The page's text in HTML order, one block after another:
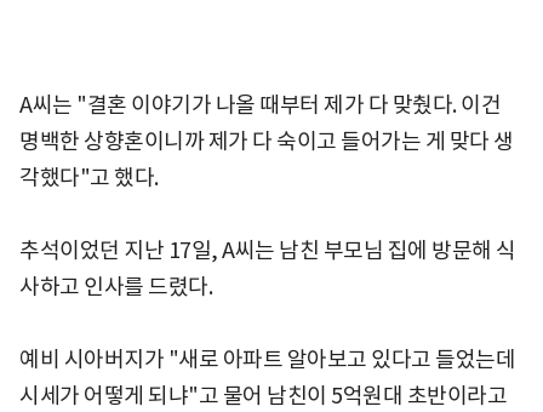
A씨는 "결혼 이야기가 나올 때부터 제가 다 맞췄다. 이건
명백한 상향혼이니까 제가 다 숙이고 들어가는 게 맞다 생
각했다"고 했다.
추석이었던 지난 17일, A씨는 남친 부모님 집에 방문해 식
사하고 인사를 드렸다.
예비 시아버지가 "새로 아파트 알아보고 있다고 들었는데
시세가 어떻게 되냐"고 물어 남친이 5억원대 초반이라고